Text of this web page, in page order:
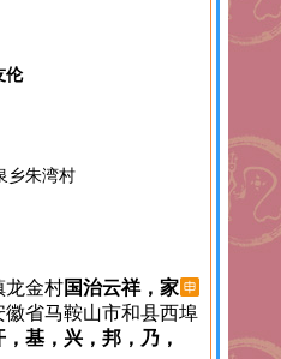
伦
乡朱湾村
龙金村国治云祥，家
徽省马鞍山市和县西埠
基，兴，邦，乃，